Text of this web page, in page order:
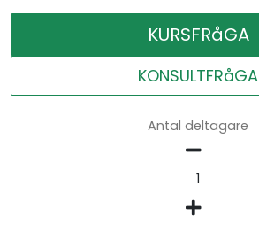
KURSFRåGA
KONSULTFRåGA
Antal deltagare